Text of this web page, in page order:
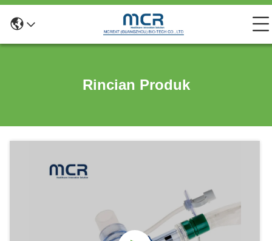
Rincian Produk